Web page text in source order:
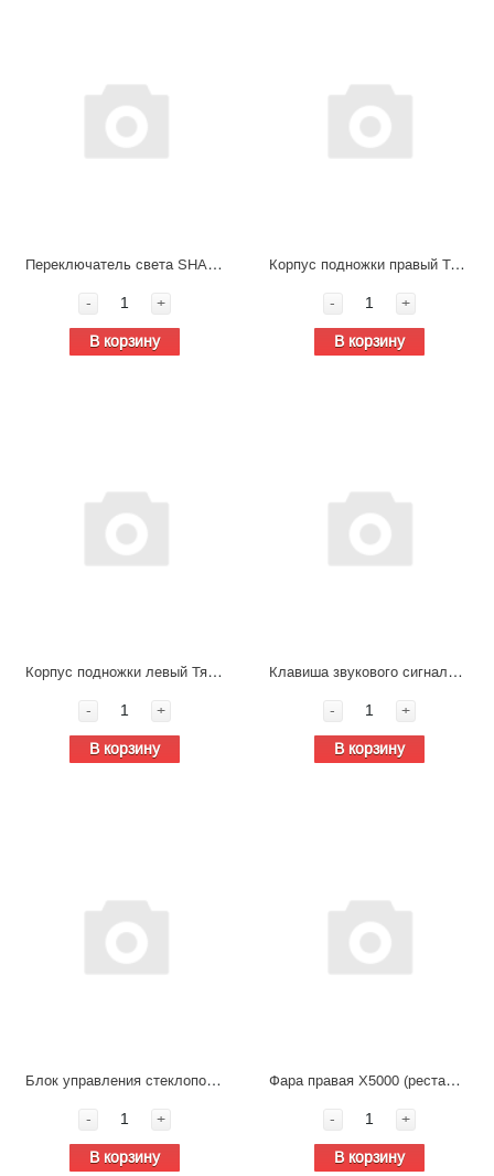
Переключатель света SHACMAN X5000 DZ97189584580
-
+
В корзину
Корпус подножки правый Тягач SHACMAN X5000 рестайлинг DZ14251240068 Shacman, X5000
-
+
В корзину
Корпус подножки левый Тягач SHACMAN X5000 рестайлинг DZ14251240065 Shacman, X5000
-
+
В корзину
Клавиша звукового сигнала SHACMAN X5000 DZ97189584901
-
+
В корзину
Блок управления стеклоподъемника правый DZ97189584598
-
+
В корзину
Фара правая X5000 (рестайлинг) DZ97189723361
-
+
В корзину